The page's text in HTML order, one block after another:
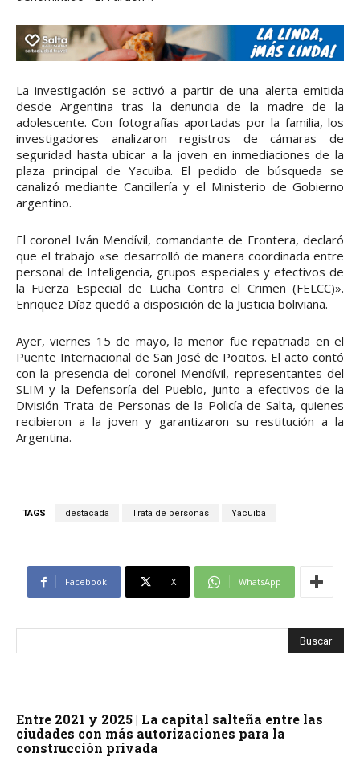
La investigación se activó a partir de una alerta emitida
desde Argentina tras la denuncia de la madre de la
adolescente. Con fotografías aportadas por la familia, los
investigadores analizaron registros de cámaras de
seguridad hasta ubicar a la joven en inmediaciones de la
plaza principal de Yacuiba. El pedido de búsqueda se
canalizó mediante Cancillería y el Ministerio de Gobierno
argentino.
El coronel Iván Mendívil, comandante de Frontera, declaró
que el trabajo «se desarrolló de manera coordinada entre
personal de Inteligencia, grupos especiales y efectivos de
la Fuerza Especial de Lucha Contra el Crimen (FELCC)».
Enriquez Díaz quedó a disposición de la Justicia boliviana.
Ayer, viernes 15 de mayo, la menor fue repatriada en el
Puente Internacional de San José de Pocitos. El acto contó
con la presencia del coronel Mendívil, representantes del
SLIM y la Defensoría del Pueblo, junto a efectivos de la
División Trata de Personas de la Policía de Salta, quienes
recibieron a la joven y garantizaron su restitución a la
Argentina.
TAGS destacada Trata de personas Yacuiba
Facebook X WhatsApp
Entre 2021 y 2025 | La capital salteña entre las
ciudades con más autorizaciones para la
construcción privada